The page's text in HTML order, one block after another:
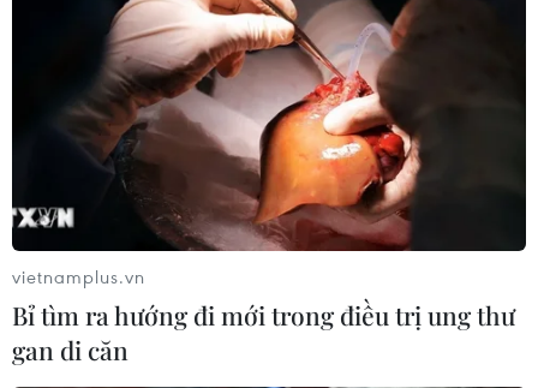
vietnamplus.vn
Bỉ tìm ra hướng đi mới trong điều trị ung thư
gan di căn